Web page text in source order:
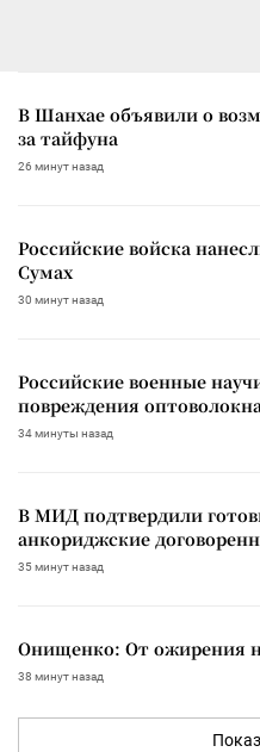
В Шанхае объявили о
за тайфуна
26 минут назад
Российские войска
Сумах
30 минут назад
Российские военные
повреждения
34 минуты назад
В МИД подтвердили
анкориджские
35 минут назад
Онищенко: От ожирения
38 минут назад